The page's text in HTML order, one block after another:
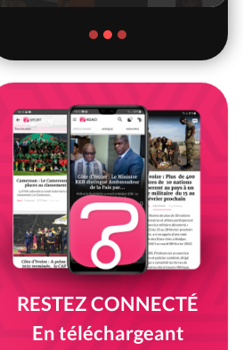
RESTEZ CONNECTÉ
En téléchargeant